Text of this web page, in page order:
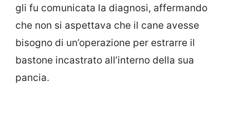
gli fu comunicata la diagnosi, affermando
che non si aspettava che il cane avesse
bisogno di un’operazione per estrarre il
bastone incastrato all’interno della sua
pancia.